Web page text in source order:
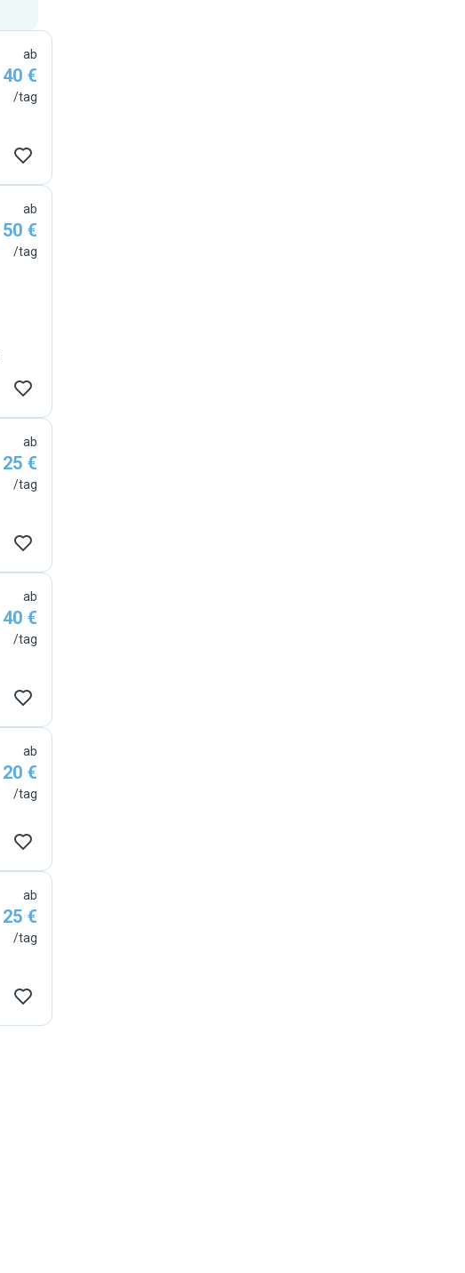
ab
40 €
/tag
ab
50 €
/tag
ab
25 €
/tag
ab
40 €
/tag
ab
20 €
/tag
ab
25 €
/tag